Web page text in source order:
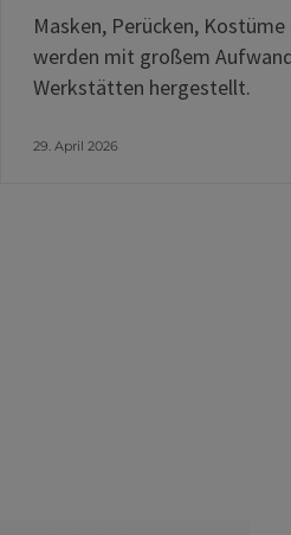
Masken, Perücken,
werden mit großem
Werkstätten hergestellt.
29. April 2026